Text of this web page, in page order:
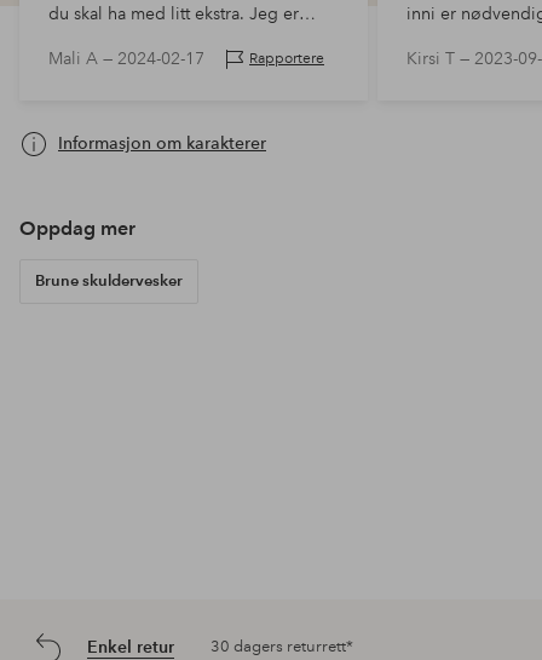
du skal ha med litt ekstra. Jeg er
Mali A — 2024-02-17 Rapportere
inni er
oppreist. Den
Kirsi T — 2023-
Informasjon om karakterer
Oppdag mer
Brune skuldervesker
Enkel retur 30 dagers returrett*